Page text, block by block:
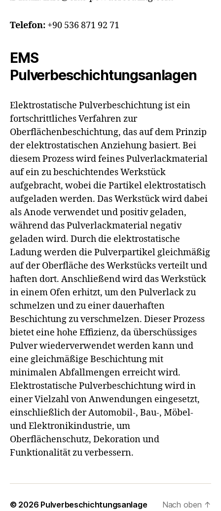
Telefon: +90 536 871 92 71
EMS
Pulverbeschichtungsanlagen
Elektrostatische Pulverbeschichtung ist ein
fortschrittliches Verfahren zur
Oberflächenbeschichtung, das auf dem Prinzip
der elektrostatischen Anziehung basiert. Bei
diesem Prozess wird feines Pulverlackmaterial
auf ein zu beschichtendes Werkstück
aufgebracht, wobei die Partikel elektrostatisch
aufgeladen werden. Das Werkstück wird dabei
als Anode verwendet und positiv geladen,
während das Pulverlackmaterial negativ
geladen wird. Durch die elektrostatische
Ladung werden die Pulverpartikel gleichmäßig
auf der Oberfläche des Werkstücks verteilt und
haften dort. Anschließend wird das Werkstück
in einem Ofen erhitzt, um den Pulverlack zu
schmelzen und zu einer dauerhaften
Beschichtung zu verschmelzen. Dieser Prozess
bietet eine hohe Effizienz, da überschüssiges
Pulver wiederverwendet werden kann und
eine gleichmäßige Beschichtung mit
minimalen Abfallmengen erreicht wird.
Elektrostatische Pulverbeschichtung wird in
einer Vielzahl von Anwendungen eingesetzt,
einschließlich der Automobil-, Bau-, Möbel-
und Elektronikindustrie, um
Oberflächenschutz, Dekoration und
Funktionalität zu verbessern.
© 2026 Pulverbeschichtungsanlage Nach oben ↑